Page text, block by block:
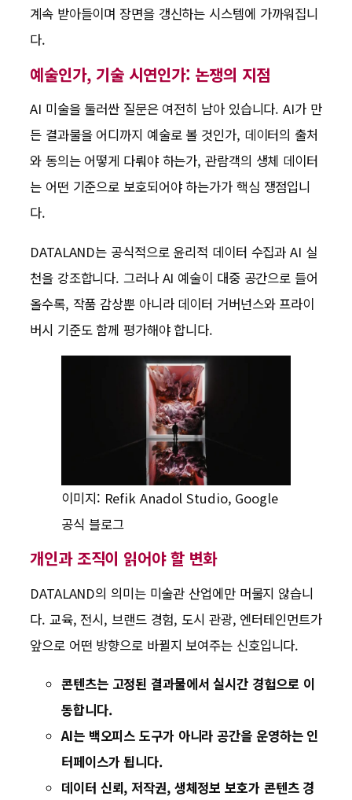
계속 받아들이며 장면을 갱신하는 시스템에 가까워집니
다.
예술인가, 기술 시연인가: 논쟁의 지점
AI 미술을 둘러싼 질문은 여전히 남아 있습니다. AI가 만
든 결과물을 어디까지 예술로 볼 것인가, 데이터의 출처
와 동의는 어떻게 다뤄야 하는가, 관람객의 생체 데이터
는 어떤 기준으로 보호되어야 하는가가 핵심 쟁점입니
다.
DATALAND는 공식적으로 윤리적 데이터 수집과 AI 실
천을 강조합니다. 그러나 AI 예술이 대중 공간으로 들어
올수록, 작품 감상뿐 아니라 데이터 거버넌스와 프라이
버시 기준도 함께 평가해야 합니다.
이미지: Refik Anadol Studio, Google
공식 블로그
개인과 조직이 읽어야 할 변화
DATALAND의 의미는 미술관 산업에만 머물지 않습니
다. 교육, 전시, 브랜드 경험, 도시 관광, 엔터테인먼트가
앞으로 어떤 방향으로 바뀔지 보여주는 신호입니다.
콘텐츠는 고정된 결과물에서 실시간 경험으로 이
동합니다.
AI는 백오피스 도구가 아니라 공간을 운영하는 인
터페이스가 됩니다.
데이터 신뢰, 저작권, 생체정보 보호가 콘텐츠 경